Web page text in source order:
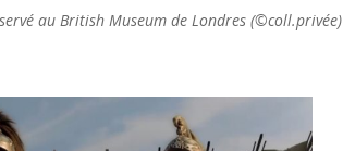
au British Museum de Londres (©coll.privée)